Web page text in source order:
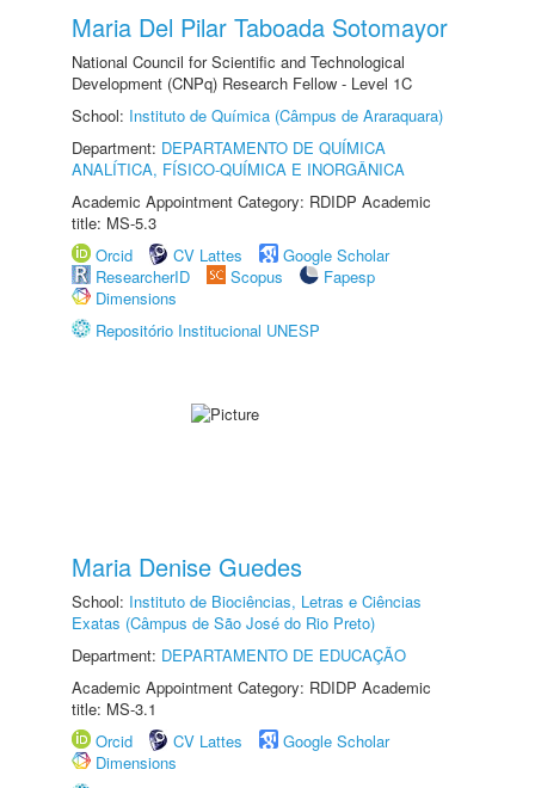
Maria Del Pilar Taboada Sotomayor
National Council for Scientific and Technological
Development (CNPq) Research Fellow - Level 1C
School: Instituto de Química (Câmpus de Araraquara)
Department: DEPARTAMENTO DE QUÍMICA
ANALÍTICA, FÍSICO-QUÍMICA E INORGÂNICA
Academic Appointment Category: RDIDP Academic
title: MS-5.3
Orcid
CV Lattes
Google Scholar
ResearcherID
Scopus
Fapesp
Dimensions
Repositório Institucional UNESP
Maria Denise Guedes
School: Instituto de Biociências, Letras e Ciências
Exatas (Câmpus de São José do Rio Preto)
Department: DEPARTAMENTO DE EDUCAÇÃO
Academic Appointment Category: RDIDP Academic
title: MS-3.1
Orcid
CV Lattes
Google Scholar
Dimensions